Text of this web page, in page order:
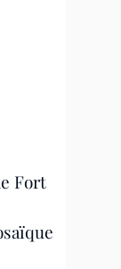
Fort